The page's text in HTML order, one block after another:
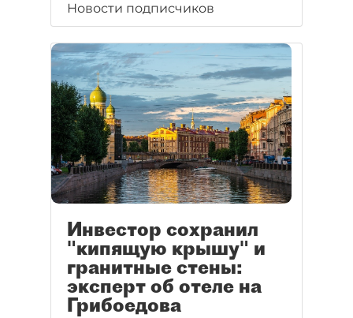
Новости подписчиков
Инвестор сохранил
"кипящую крышу" и
гранитные стены:
эксперт об отеле на
Грибоедова